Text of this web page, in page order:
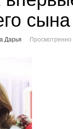
сына
Дарья Просмотренно